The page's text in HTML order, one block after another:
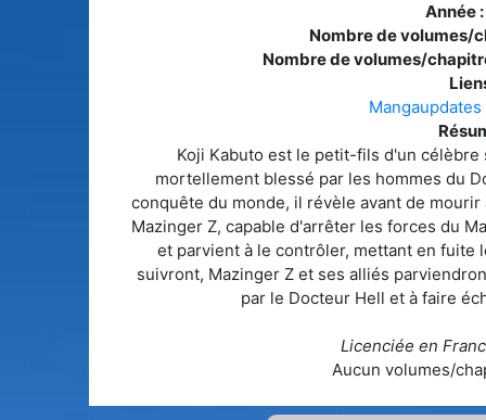
Année :
Nombre de volumes/
Nombre de volumes/
Mangaupdates
Koji Kabuto est le petit-fils d'un
mortellement blessé par les hommes du
conquête du monde, il révèle avant de
Mazinger Z, capable d'arrêter les forces du
et parvient à le contrôler, mettant en fuite
suivront, Mazinger Z et ses alliés
par le Docteur Hell et à faire
Licenciée en
Aucun volumes/